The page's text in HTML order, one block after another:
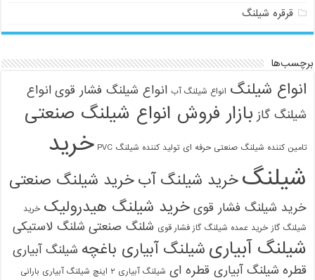
قرقره شیلنگ
برچسب‌ها
انواع شیلنگ انواع شیلنگ آب انواع شیلنگ فشار قوی انواع
شیلنگ گاز بازار فروش انواع شیلنگ صنعتی
تامین کننده شیلنگ صنعتی حرفه ای تولید کننده شیلنگ PVC
خرید
شیلنگخرید شیلنگ آبخرید شیلنگ صنعتی
خرید شیلنگ فشار قوی خرید شیلنگ هیدرولیک خرید
شیلنگ گاز خرید عمده شیلنگ گاز فشار قوی شلنگ صنعتی شلنگ لاستیکی
شیلنگ آبیاری شیلنگ آبیاری باغچه شیلنگ آبیاری
قطره شیلنگ آبیاری قطره ای شیلنگ آبیاری ۲ اینچ شیلنگ آبیاری بارانی